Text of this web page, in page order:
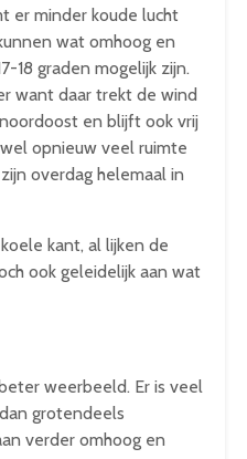
er minder koude lucht
wat omhoog en
18 graden mogelijk zijn.
want daar trekt de wind
en blijft ook vrij
opnieuw veel ruimte
overdag helemaal in
kant, al lijken de
ook geleidelijk aan wat
weerbeeld. Er is veel
grotendeels
verder omhoog en